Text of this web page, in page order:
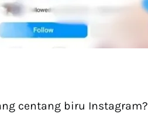
centang biru Instagram?